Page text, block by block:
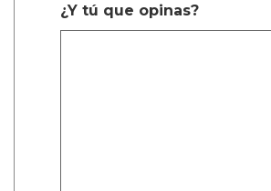
¿Y tú que opinas?